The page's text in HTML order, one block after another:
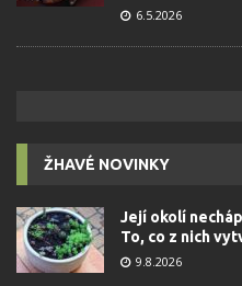
6.5.2026
ŽHAVÉ NOVINKY
Její okolí
To, co z nich
9.8.2026